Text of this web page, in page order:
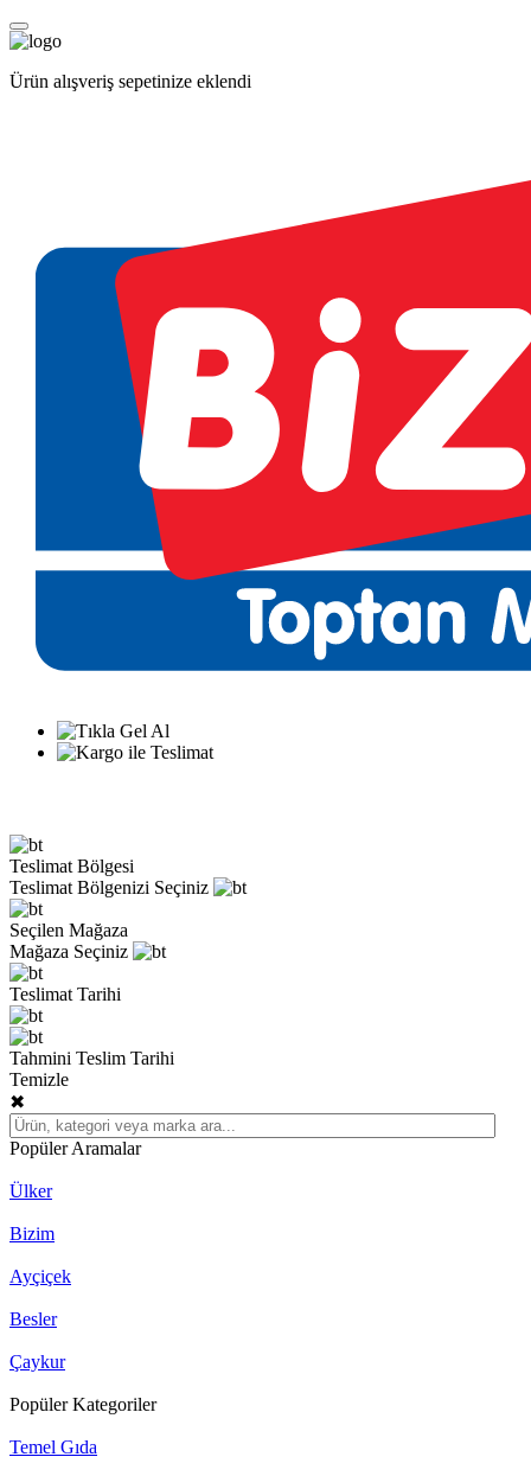
Ürün alışveriş sepetinize eklendi
Teslimat Bölgesi
Teslimat Bölgenizi Seçiniz
Seçilen Mağaza
Mağaza Seçiniz
Teslimat Tarihi
Tahmini Teslim Tarihi
Temizle
✖
Popüler Aramalar
Ülker
Bizim
Ayçiçek
Besler
Çaykur
Popüler Kategoriler
Temel Gıda